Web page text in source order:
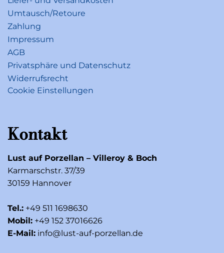
Umtausch/Retoure
Zahlung
Impressum
AGB
Privatsphäre und Datenschutz
Widerrufsrecht
Cookie Einstellungen
Kontakt
Lust auf Porzellan – Villeroy & Boch
Karmarschstr. 37/39
30159 Hannover
Tel.: +49 511 1698630
Mobil: +49 152 37016626
E-Mail: info@lust-auf-porzellan.de